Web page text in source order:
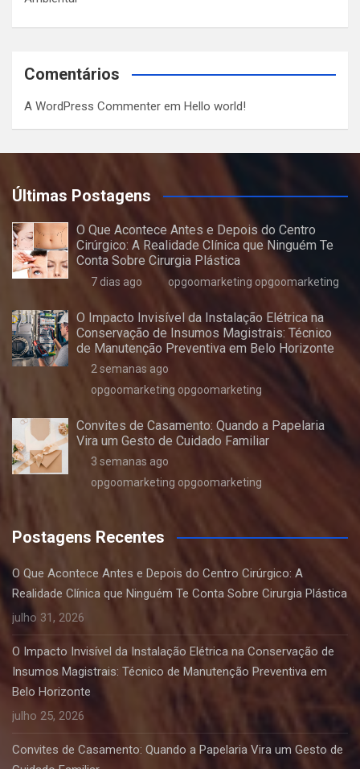
Comentários
A WordPress Commenter em Hello world!
Últimas Postagens
O Que Acontece Antes e Depois do Centro
Cirúrgico: A Realidade Clínica que Ninguém Te
Conta Sobre Cirurgia Plástica
7 dias ago opgoomarketing opgoomarketing
O Impacto Invisível da Instalação Elétrica na
Conservação de Insumos Magistrais: Técnico
de Manutenção Preventiva em Belo Horizonte
2 semanas ago
opgoomarketing opgoomarketing
Convites de Casamento: Quando a Papelaria
Vira um Gesto de Cuidado Familiar
3 semanas ago
opgoomarketing opgoomarketing
Postagens Recentes
O Que Acontece Antes e Depois do Centro Cirúrgico: A
Realidade Clínica que Ninguém Te Conta Sobre Cirurgia Plástica
julho 31, 2026
O Impacto Invisível da Instalação Elétrica na Conservação de
Insumos Magistrais: Técnico de Manutenção Preventiva em
Belo Horizonte
julho 25, 2026
Convites de Casamento: Quando a Papelaria Vira um Gesto de